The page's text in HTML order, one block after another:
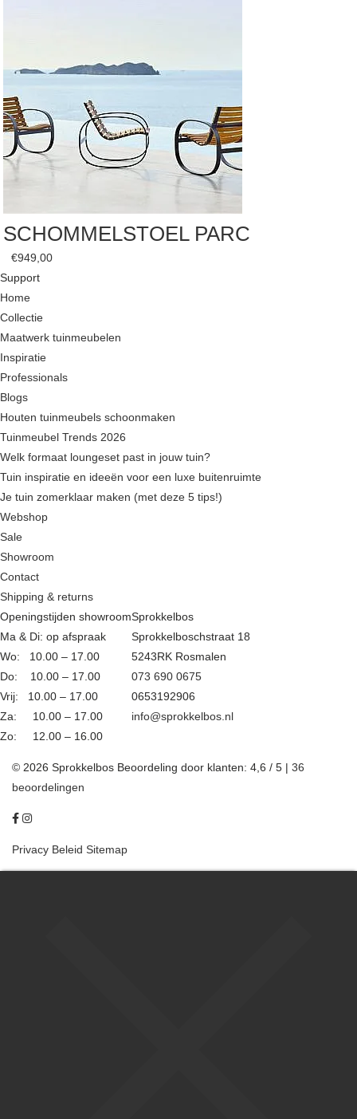
SCHOMMELSTOEL PARC
€949,00
Support
Home
Collectie
Maatwerk tuinmeubelen
Inspiratie
Professionals
Blogs
Houten tuinmeubels schoonmaken
Tuinmeubel Trends 2026
Welk formaat loungeset past in jouw tuin?
Tuin inspiratie en ideeën voor een luxe buitenruimte
Je tuin zomerklaar maken (met deze 5 tips!)
Webshop
Sale
Showroom
Contact
Shipping & returns
Openingstijden showroom
Ma & Di: op afspraak
Wo: 10.00 – 17.00
Do: 10.00 – 17.00
Vrij: 10.00 – 17.00
Za: 10.00 – 17.00
Zo: 12.00 – 16.00
Sprokkelbos
Sprokkelboschstraat 18
5243RK Rosmalen
073 690 0675
0653192906
info@sprokkelbos.nl
© 2026 Sprokkelbos Beoordeling door klanten: 4,6 / 5 | 36
beoordelingen
Privacy Beleid Sitemap